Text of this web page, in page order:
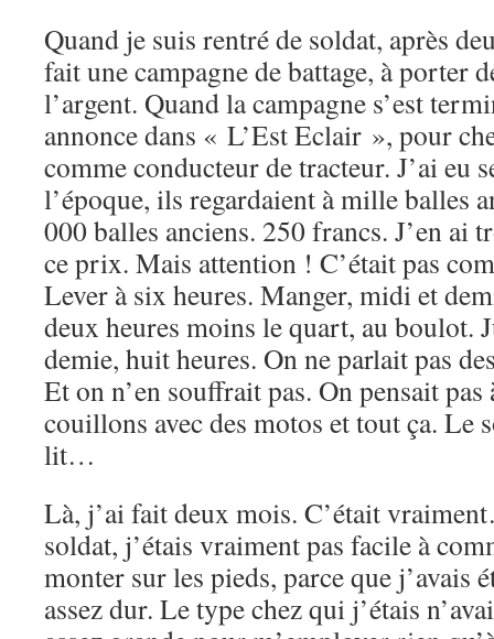
Quand je suis rentré de soldat, après
fait une campagne de battage, à porter
l’argent. Quand la campagne s’est
annonce dans « L’Est Eclair », pour
comme conducteur de tracteur. J’ai eu
l’époque, ils regardaient à mille balles
000 balles anciens. 250 francs. J’en ai
ce prix. Mais attention ! C’était pas
Lever à six heures. Manger, midi et
deux heures moins le quart, au boulot.
demie, huit heures. On ne parlait pas
Et on n’en souffrait pas. On pensait
couillons avec des motos et tout ça. Le
lit…
Là, j’ai fait deux mois. C’était
soldat, j’étais vraiment pas facile à
monter sur les pieds, parce que j’avais
assez dur. Le type chez qui j’étais